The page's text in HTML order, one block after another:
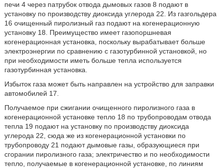
печи 4 через патрубок отвода дымовых газов 8 подают в
установку по производству диоксида углерода 22. Из газгольдера
16 очищенный пиролизный газ подают на когенерационную
установку 18. Преимущество имеет газопоршневая
когенерационная установка, поскольку вырабатывает больше
электроэнергии по сравнению с газотурбинной установкой, но
при необходимости иметь больше тепла используется
газотурбинная установка.
Избыток газа может быть направлен на устройство для заправки
автомобилей 17.
Получаемое при сжигании очищенного пиролизного газа в
когенерационной установке тепло 18 по трубопроводам отвода
тепла 19 подают на установку по производству диоксида
углерода 22, сюда же из когенерационной установки по
трубопроводу 21 подают дымовые газы, образующиеся при
сгорании пиролизного газа; электричество и по необходимости
тепло, получаемые в когенерационной установке, по линиям